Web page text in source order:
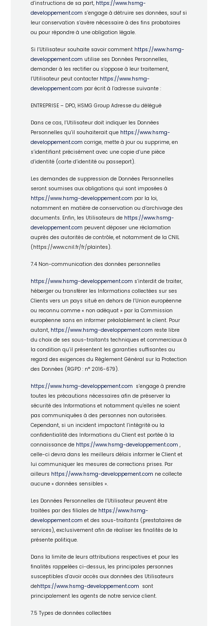
d’instructions de sa part, https://www.hsmg-
developpement.com s’engage à détruire ses données, sauf si
leur conservation s’avère nécessaire à des fins probatoires
ou pour répondre à une obligation légale.
Si l’Utilisateur souhaite savoir comment https://www.hsmg-
developpement.com utilise ses Données Personnelles,
demander à les rectifier ou s’oppose à leur traitement,
l’Utilisateur peut contacter https://www.hsmg-
developpement.com par écrit à l’adresse suivante :
ENTREPRISE – DPO, HSMG Group Adresse du délégué
Dans ce cas, l’Utilisateur doit indiquer les Données
Personnelles qu’il souhaiterait que https://www.hsmg-
developpement.com corrige, mette à jour ou supprime, en
s’identifiant précisément avec une copie d’une pièce
d’identité (carte d’identité ou passeport).
Les demandes de suppression de Données Personnelles
seront soumises aux obligations qui sont imposées à
https://www.hsmg-developpement.com par la loi,
notamment en matière de conservation ou d’archivage des
documents. Enfin, les Utilisateurs de https://www.hsmg-
developpement.com peuvent déposer une réclamation
auprès des autorités de contrôle, et notamment de la CNIL
(https://www.cnil.fr/fr/plaintes).
7.4 Non-communication des données personnelles
https://www.hsmg-developpement.com s’interdit de traiter,
héberger ou transférer les Informations collectées sur ses
Clients vers un pays situé en dehors de l’Union européenne
ou reconnu comme « non adéquat » par la Commission
européenne sans en informer préalablement le client. Pour
autant, https://www.hsmg-developpement.com reste libre
du choix de ses sous-traitants techniques et commerciaux à
la condition qu’il présentent les garanties suffisantes au
regard des exigences du Règlement Général sur la Protection
des Données (RGPD : n° 2016-679).
https://www.hsmg-developpement.com s’engage à prendre
toutes les précautions nécessaires afin de préserver la
sécurité des Informations et notamment qu’elles ne soient
pas communiquées à des personnes non autorisées.
Cependant, si un incident impactant l’intégrité ou la
confidentialité des Informations du Client est portée à la
connaissance de https://www.hsmg-developpement.com ,
celle-ci devra dans les meilleurs délais informer le Client et
lui communiquer les mesures de corrections prises. Par
ailleurs https://www.hsmg-developpement.com ne collecte
aucune « données sensibles ».
Les Données Personnelles de l’Utilisateur peuvent être
traitées par des filiales de https://www.hsmg-
developpement.com et des sous-traitants (prestataires de
services), exclusivement afin de réaliser les finalités de la
présente politique.
Dans la limite de leurs attributions respectives et pour les
finalités rappelées ci-dessus, les principales personnes
susceptibles d’avoir accès aux données des Utilisateurs
dehttps://www.hsmg-developpement.com sont
principalement les agents de notre service client.
7.5 Types de données collectées